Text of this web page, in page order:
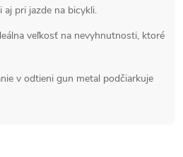
pri jazde na bicykli.
veľkosť na nevyhnutnosti, ktoré
v odtieni gun metal podčiarkuje